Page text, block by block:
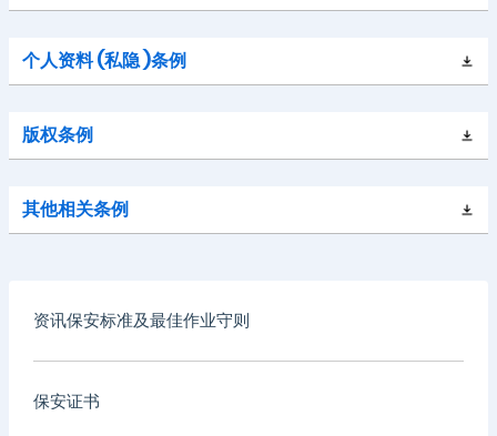
资讯保安标准及最佳作业守则
保安证书
个人资料 (私隐 )条例
版权条例
其他相关条例